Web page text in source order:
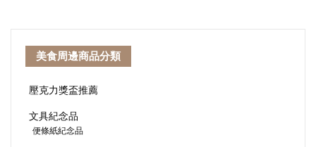
美食周邊商品分類
壓克力獎盃推薦
文具紀念品
便條紙紀念品